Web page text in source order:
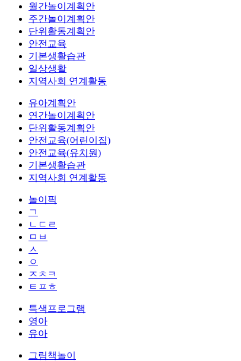
월간놀이계획안
주간놀이계획안
단위활동계획안
안전교육
기본생활습관
일상생활
지역사회 연계활동
유아계획안
연간놀이계획안
단위활동계획안
안전교육(어린이집)
안전교육(유치원)
기본생활습관
지역사회 연계활동
놀이픽
ㄱ
ㄴㄷㄹ
ㅁㅂ
ㅅ
ㅇ
ㅈㅊㅋ
ㅌㅍㅎ
특색프로그램
영아
유아
그림책놀이